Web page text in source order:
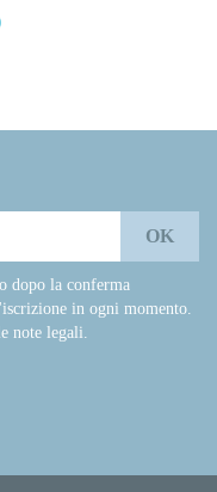
dopo la conferma
in ogni momento.
note legali.